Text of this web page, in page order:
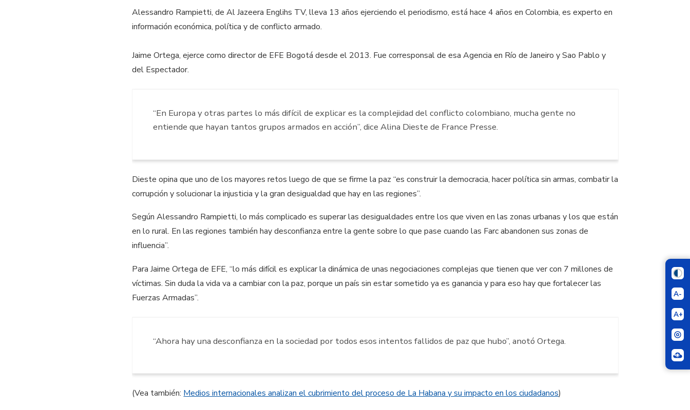
A-
A+
Alessandro Rampietti, de Al Jazeera Englihs TV, lleva 13 años ejerciendo el periodismo, está hace 4 años en Colombia, es experto en
información económica, política y de conflicto armado.
Jaime Ortega, ejerce como director de EFE Bogotá desde el 2013. Fue corresponsal de esa Agencia en Río de Janeiro y Sao Pablo y
del Espectador.
“En Europa y otras partes lo más difícil de explicar es la complejidad del conflicto colombiano, mucha gente no
entiende que hayan tantos grupos armados en acción”, dice Alina Dieste de France Presse.
Dieste opina que uno de los mayores retos luego de que se firme la paz “es construir la democracia, hacer política sin armas, combatir la
corrupción y solucionar la injusticia y la gran desigualdad que hay en las regiones”.
Según Alessandro Rampietti, lo más complicado es superar las desigualdades entre los que viven en las zonas urbanas y los que están
en lo rural. En las regiones también hay desconfianza entre la gente sobre lo que pase cuando las Farc abandonen sus zonas de
influencia”.
Para Jaime Ortega de EFE, “lo más difícil es explicar la dinámica de unas negociaciones complejas que tienen que ver con 7 millones de
víctimas. Sin duda la vida va a cambiar con la paz, porque un país sin estar sometido ya es ganancia y para eso hay que fortalecer las
Fuerzas Armadas”.
“Ahora hay una desconfianza en la sociedad por todos esos intentos fallidos de paz que hubo”, anotó Ortega.
(Vea también: Medios internacionales analizan el cubrimiento del proceso de La Habana y su impacto en los ciudadanos)